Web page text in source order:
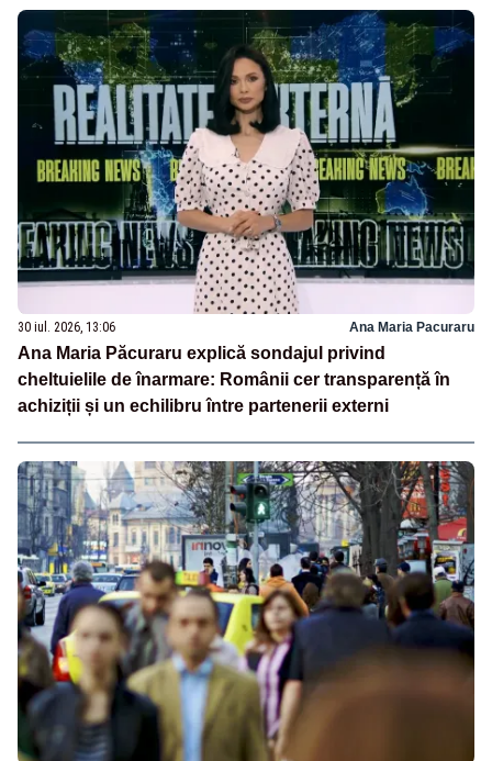
30 iul. 2026, 13:06 Ana Maria Pacuraru
Ana Maria Păcuraru explică sondajul privind
cheltuielile de înarmare: Românii cer transparență în
achiziții și un echilibru între partenerii externi